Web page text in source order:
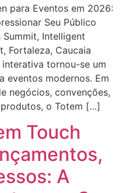
para Eventos em 2026:
Seu Público
Summit, Intelligent
Fortaleza, Caucaia
tornou-se um
eventos modernos. Em
negócios, convenções,
o Totem […]
Touch
A